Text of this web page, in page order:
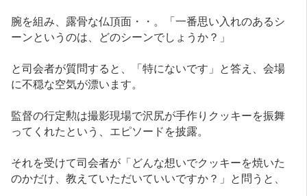
腕を組み、露骨な仏頂面・・。「一番思い入れのあるシ
ーンというのは、どのシーンでしょうか？」
と司会者が質問すると、「特にないです」と答え、会場
に不穏な空気が漂います。
監督の行定勲は撮影現場で沢尻が手作りクッキーを振舞
ってくれたという、エピソードを披露。
それを受けて司会者が「どんな想いでクッキーを焼いた
のかだけ、教えていただいていいですか？」と問うと、